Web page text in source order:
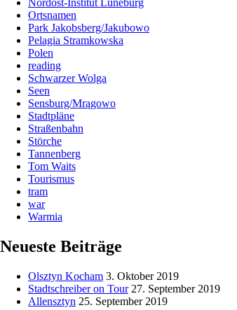
Nordost-Institut Lüneburg
Ortsnamen
Park Jakobsberg/Jakubowo
Pelagia Stramkowska
Polen
reading
Schwarzer Wolga
Seen
Sensburg/Mrągowo
Stadtpläne
Straßenbahn
Störche
Tannenberg
Tom Waits
Tourismus
tram
war
Warmia
Neueste Beiträge
Olsztyn Kocham 3. Oktober 2019
Stadtschreiber on Tour 27. September 2019
Allensztyn 25. September 2019